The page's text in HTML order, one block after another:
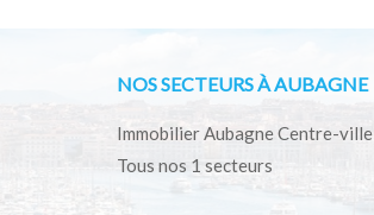
NOS SECTEURS À AUBAGNE
Immobilier Aubagne Centre-ville
Tous nos 1 secteurs